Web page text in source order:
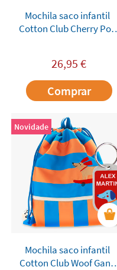
Mochila saco infantil
Cotton Club Cherry Pop
26,95 €
Comprar
Novidade
Mochila saco infantil
Cotton Club Woof Gang